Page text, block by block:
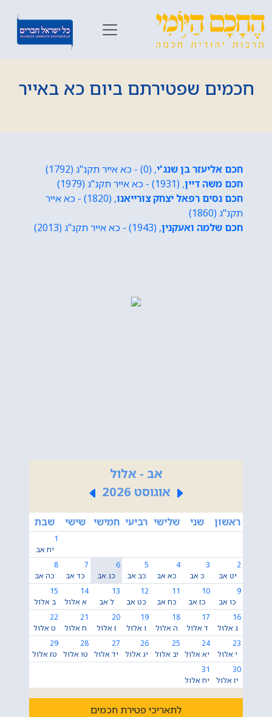
חכמים שפטירתם ביום כא באייר
חכם אליעזר בן שנג'י, (0) - כא אייר תקנ"ג (1792)
חכם משה דיין, (1931) - כא אייר תקנ"ג (1979)
חכם נסים רפאל יצחק צורייאנו
, (1820) - כא אייר
תקנ"ג (1860)
חכם שלמה ואעקנין, (1943) - כא אייר תקנ"ג (2013)
אב - אלול
אוגוסט 2026
ראשון שני שלישי רביעי חמישי שישי שבת
1
יח אב
2
יט אב
3
כ אב
4
כא אב
5
כב אב
6
כג אב
7
כד אב
8
כה אב
9
כו אב
10
כז אב
11
כח אב
12
כט אב
13
ל אב
14
א אלול
15
ב אלול
16
ג אלול
17
ד אלול
18
ה אלול
19
ו אלול
20
ז אלול
21
ח אלול
22
ט אלול
23
י אלול
24
יא אלול
25
יב אלול
26
יג אלול
27
יד אלול
28
טו אלול
29
טז אלול
30
יז אלול
31
יח אלול
לתאריכי פטירת חכמים